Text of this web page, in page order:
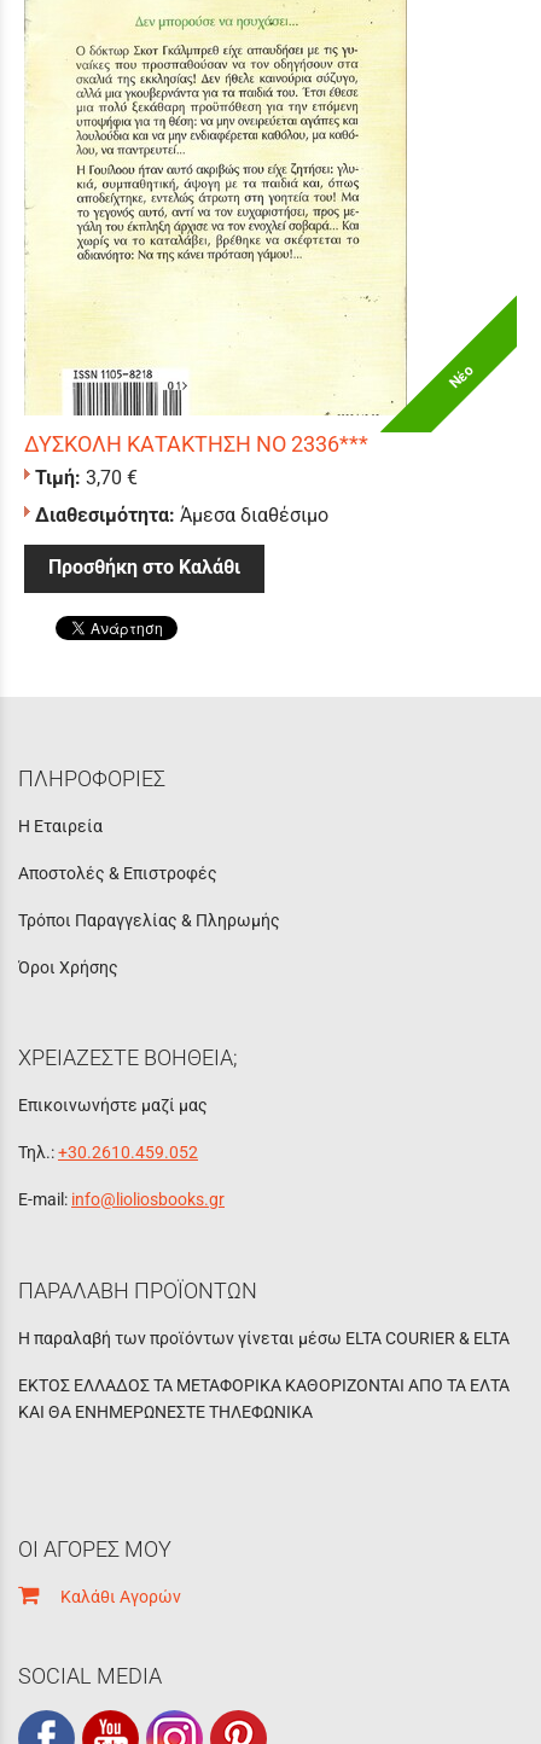
Νέο
ΔΥΣΚΟΛΗ ΚΑΤΑΚΤΗΣΗ ΝΟ 2336***
Τιμή: 3,70 €
Διαθεσιμότητα: Άμεσα διαθέσιμο
Προσθήκη στο Καλάθι
ΠΛΗΡΟΦΟΡΙΕΣ
Η Εταιρεία
Αποστολές & Επιστροφές
Τρόποι Παραγγελίας & Πληρωμής
Όροι Χρήσης
ΧΡΕΙΑΖΕΣΤΕ ΒΟΗΘΕΙΑ;
Επικοινωνήστε μαζί μας
Τηλ.:+30.2610.459.052
E-mail: info@lioliosbooks.gr
ΠΑΡΑΛΑΒΗ ΠΡΟΪΟΝΤΩΝ
Η παραλαβή των προϊόντων γίνεται μέσω ELTA COURIER & ELTA
ΕΚΤΟΣ ΕΛΛΑΔΟΣ ΤΑ ΜΕΤΑΦΟΡΙΚΑ ΚΑΘΟΡΙΖΟΝΤΑΙ ΑΠΟ ΤΑ ΕΛΤΑ
ΚΑΙ ΘΑ ΕΝΗΜΕΡΩΝΕΣΤΕ ΤΗΛΕΦΩΝΙΚΑ
ΟΙ ΑΓΟΡΕΣ ΜΟΥ
Καλάθι Αγορών
SOCIAL MEDIA